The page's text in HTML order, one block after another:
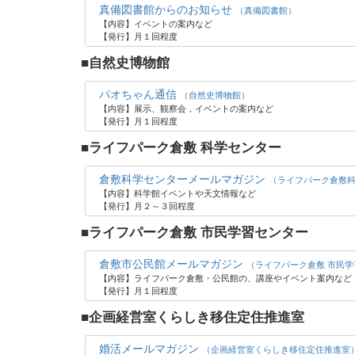
真備図書館からのお知らせ
（真備図書館）
【内容】イベントの案内など
【発行】月１回程度
■自然史博物館
パオちゃん通信
（自然史博物館）
【内容】展示、観察会，イベントの案内など
【発行】月１回程度
■ライフパーク倉敷 科学センター
倉敷科学センターメールマガジン
（ライフパーク倉敷
【内容】科学館イベントや天文情報など
【発行】月２～３回程度
■ライフパーク倉敷 市民学習センター
倉敷市公民館メールマガジン
（ライフパーク倉敷 市民学
【内容】ライフパーク倉敷・公民館の、講座やイベント案内など
【発行】月１回程度
■企画経営室くらしき移住定住推進室
婚活メールマガジン
（企画経営室くらしき移住定住推進室）